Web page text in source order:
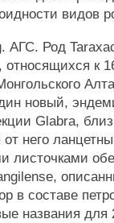
видов
АГС. Род
относящихся к
новый,
Glabra,
него
листочками
в составе
названия для